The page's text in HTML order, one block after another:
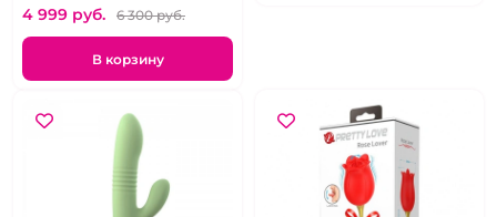
(розовый)
4 999 pуб. 6 300 pуб.
В корзину